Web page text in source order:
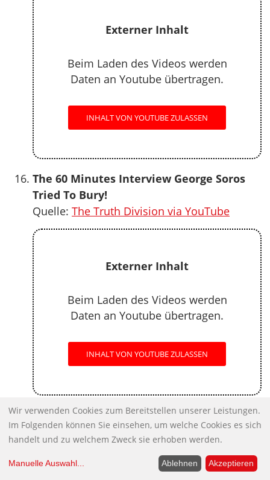
Externer Inhalt
Beim Laden des Videos werden
Daten an Youtube übertragen.
INHALT VON YOUTUBE ZULASSEN
The 60 Minutes Interview George Soros
Tried To Bury!
Quelle: The Truth Division via YouTube
Externer Inhalt
Beim Laden des Videos werden
Daten an Youtube übertragen.
INHALT VON YOUTUBE ZULASSEN
Ist die Union am Ende?
Ist die Union am Ende? Diese Frage ist
bewusst offen formuliert und wurde in
einem neuen KenFM Format, KenFM Live, an
Wir verwenden Cookies zum Bereitstellen unserer Leistungen.
Im Folgenden können Sie einsehen, um welche Cookies es sich
handelt und zu welchem Zweck sie erhoben werden.
Manuelle Auswahl... Ablehnen Akzeptieren